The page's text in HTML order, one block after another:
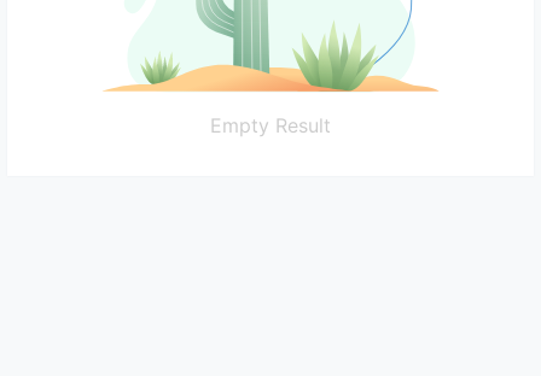
Empty Result